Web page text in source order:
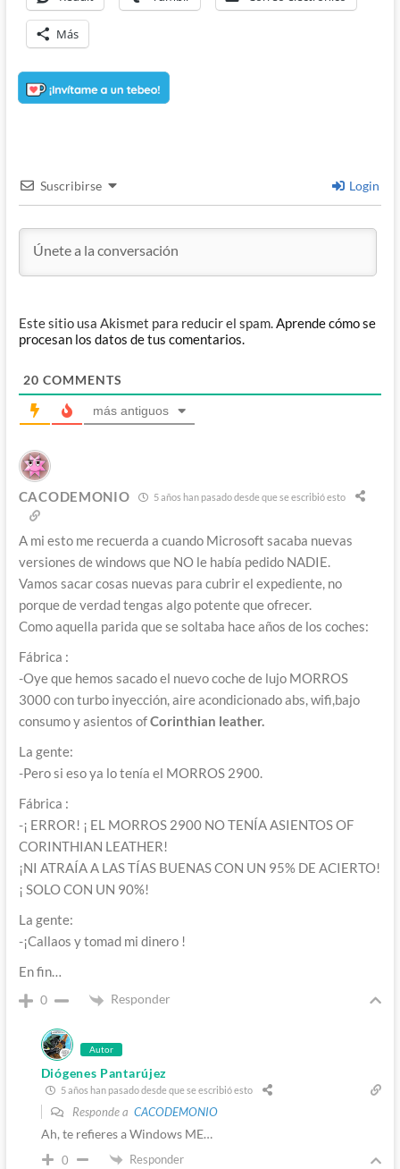
Más
Suscribirse Login
Este sitio usa Akismet para reducir el spam.Aprende cómo se
procesan los datos de tus comentarios.
20 COMMENTS
más antiguos
CACODEMONIO 5 años han pasado desde que se escribió esto
A mi esto me recuerda a cuando Microsoft sacaba nuevas
versiones de windows que NO le había pedido NADIE.
Vamos sacar cosas nuevas para cubrir el expediente, no
porque de verdad tengas algo potente que ofrecer.
Como aquella parida que se soltaba hace años de los coches:
Fábrica :
-Oye que hemos sacado el nuevo coche de lujo MORROS
3000 con turbo inyección, aire acondicionado abs, wifi,bajo
consumo y asientos ofCorinthian leather.
La gente:
-Pero si eso ya lo tenía el MORROS 2900.
Fábrica :
-¡ ERROR! ¡ EL MORROS 2900 NO TENÍA ASIENTOS OF
CORINTHIAN LEATHER!
¡NI ATRAÍA A LAS TÍAS BUENAS CON UN 95% DE ACIERTO!
¡ SOLO CON UN 90%!
La gente:
-¡Callaos y tomad mi dinero !
En fin…
0 Responder
Autor
Diógenes Pantarújez
5 años han pasado desde que se escribió esto
Responde a CACODEMONIO
Ah, te refieres a Windows ME…
0 Responder